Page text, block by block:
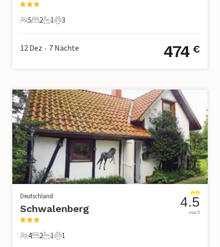
5 Gäste
5
2 Schlafzimmer
2
1 Badezimmer
1
3 Haustiere
3
12 Dez • 7 Nächte 474 €
Deutschland
Schwalenberg
4 Gäste
4
2 Schlafzimmer
2
1 Badezimmer
1
1 Haustier
1
4.5
von 5